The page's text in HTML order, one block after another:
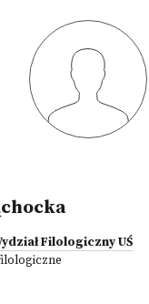
Filologiczny UŚ